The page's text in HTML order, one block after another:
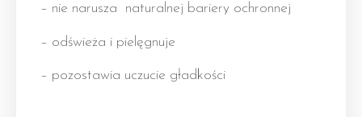
– nie narusza naturalnej bariery ochronnej
– odświeża i pielęgnuje
– pozostawia uczucie gładkości